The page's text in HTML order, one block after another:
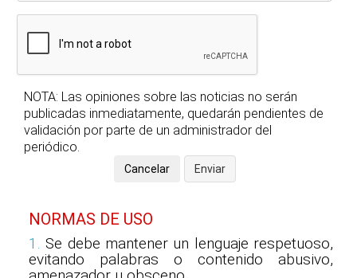
NOTA: Las opiniones sobre las noticias no serán
publicadas inmediatamente, quedarán pendientes de
validación por parte de un administrador del
periódico.
NORMAS DE USO
1. Se debe mantener un lenguaje respetuoso,
evitando palabras o contenido abusivo,